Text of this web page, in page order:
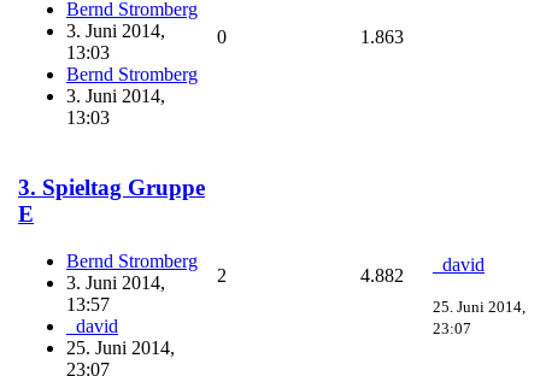
Bernd Stromberg
3. Juni 2014,
13:03
Bernd Stromberg
3. Juni 2014,
13:03
0 1.863
3. Spieltag Gruppe
E
Bernd Stromberg
3. Juni 2014,
13:57
_david
25. Juni 2014,
23:07
2 4.882
_david
25. Juni 2014,
23:07